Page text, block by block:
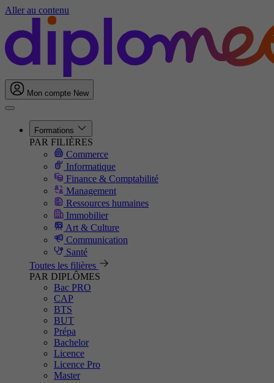
Aller au contenu
Mon compte New
Formations
PAR FILIÈRES
Commerce
Informatique
Finance & Comptabilité
Management
Ressources humaines
Immobilier
Art & Culture
Communication
Santé
Toutes les filières
PAR DIPLÔMES
Bac PRO
CAP
BTS
BUT
Prépa
Bachelor
Licence
Licence Pro
Master